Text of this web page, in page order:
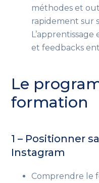
méthodes et
rapidement sur
et feedbacks
Le
formation
1 – Positionner
Instagram
Comprendre le